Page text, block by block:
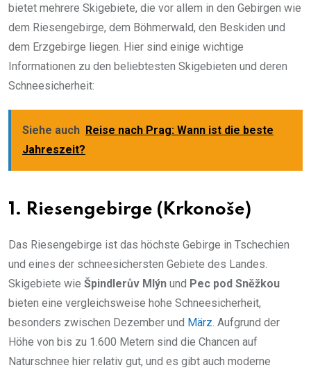
bietet mehrere Skigebiete, die vor allem in den Gebirgen wie
dem Riesengebirge, dem Böhmerwald, den Beskiden und
dem Erzgebirge liegen. Hier sind einige wichtige
Informationen zu den beliebtesten Skigebieten und deren
Schneesicherheit:
Siehe auch Reise nach Prag: Wann ist die beste
Jahreszeit?
1. Riesengebirge (Krkonoše)
Das Riesengebirge ist das höchste Gebirge in Tschechien
und eines der schneesichersten Gebiete des Landes.
Skigebiete wie Špindlerův Mlýn und Pec pod Sněžkou
bieten eine vergleichsweise hohe Schneesicherheit,
besonders zwischen Dezember und März. Aufgrund der
Höhe von bis zu 1.600 Metern sind die Chancen auf
Naturschnee hier relativ gut, und es gibt auch moderne